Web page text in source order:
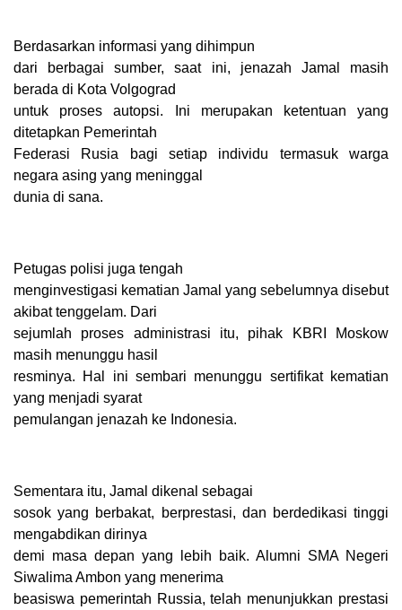
Berdasarkan informasi yang dihimpun
dari berbagai sumber, saat ini, jenazah Jamal masih
berada di Kota Volgograd
untuk proses autopsi. Ini merupakan ketentuan yang
ditetapkan Pemerintah
Federasi Rusia bagi setiap individu termasuk warga
negara asing yang meninggal
dunia di sana.
Petugas polisi juga tengah
menginvestigasi kematian Jamal yang sebelumnya disebut
akibat tenggelam. Dari
sejumlah proses administrasi itu, pihak KBRI Moskow
masih menunggu hasil
resminya. Hal ini sembari menunggu sertifikat kematian
yang menjadi syarat
pemulangan jenazah ke Indonesia.
Sementara itu, Jamal dikenal sebagai
sosok yang berbakat, berprestasi, dan berdedikasi tinggi
mengabdikan dirinya
demi masa depan yang lebih baik. Alumni SMA Negeri
Siwalima Ambon yang menerima
beasiswa pemerintah Russia, telah menunjukkan prestasi